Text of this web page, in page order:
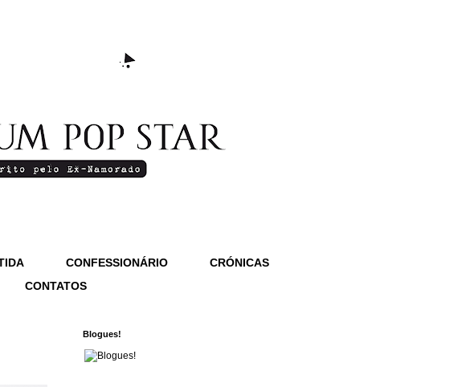
CONFESSIONÁRIO
CRÓNICAS
CONTATOS
Blogues!